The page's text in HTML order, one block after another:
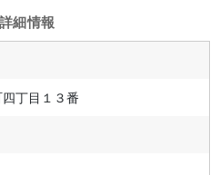
細情報
丁目１３番